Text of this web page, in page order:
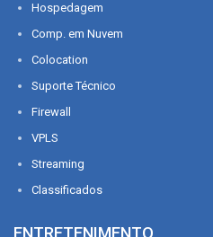
Hospedagem
Comp. em Nuvem
Colocation
Suporte Técnico
Firewall
VPLS
Streaming
Classificados
ENTRETENIMENTO